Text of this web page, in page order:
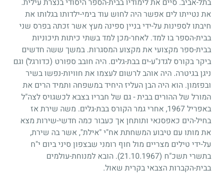
בתל-אביב. סיים את לימודיו בבית-הספר היסודי בנצרת עילית.
את נטייתו לים אפשר היה לחוש עוד בימי-ילדותו בגלותו את
חיבתו לספינות על-ידי בניין ספינה מעץ אשר זכתה בפרס שני
בבית-הספר בו למד. לאחר-מכן למד בשתי כיתות תיכוניות
בבית-ספר מקצועי את מקצוע המסגרות. במשך ששה חדשים
ביקר בקורס לגדנ"ע-ים בבת-גלים. היה חובב ספורט (כדורגל) וגם
ניגן בגיטרה. היה אוהב לרשום לעצמו את חוויות-נפשו בשיר
ובפזמון. הוא היה הבן העליז היחיד במשפחה ותמיד הרים את
המורל של ההורים בבית-גם של חבריו בצבא לכשגויס לצה"ל
באפריל1967, אחרי גמר הקורס בבת-גלים. משה שירת אז
בחיל-הים כאפסנאי ותותחן אך כעבור כמה חדשי-שירות מצא
את מותו עם טיבוע המשחתת אח"י "אילת", אשר בה שירת,
על-ידי טילים מצריים מול חוף רומני שבצפון סיני ביום י"ח
בתשרי תשכ"ח (21.10.1967)
. הובא למנוחת-עולמים
בבית-הקברות הצבאי בקרית שאול.